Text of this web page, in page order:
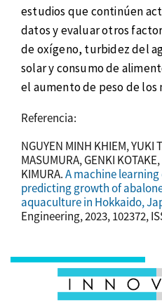
estudios que continúen
datos y evaluar otros
de oxígeno, turbidez del
solar y consumo de
el aumento de peso de los
Referencia:
NGUYEN MINH KHIEM, YUKI
MASUMURA, GENKI
KIMURA.A machine
predicting growth of
aquaculture in Hokkaido,
Engineering, 2023, 102372,